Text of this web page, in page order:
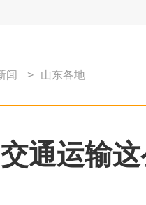
闻 > 山东各地
通运输